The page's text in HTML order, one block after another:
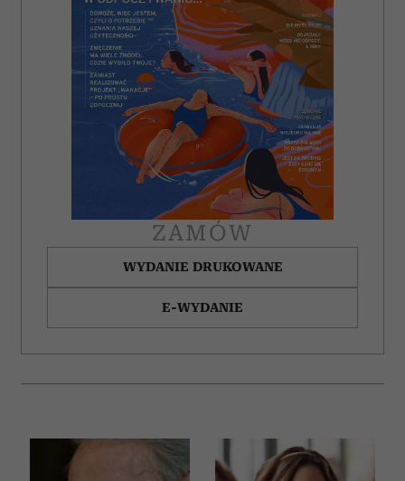
ZAMÓW
WYDANIE DRUKOWANE
E-WYDANIE